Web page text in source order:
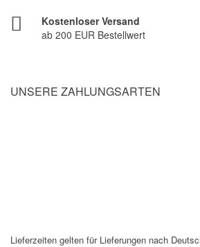
Kostenloser Versand
ab 200 EUR Bestellwert
UNSERE ZAHLUNGSARTEN
Lieferzeiten gelten für Lieferungen nach